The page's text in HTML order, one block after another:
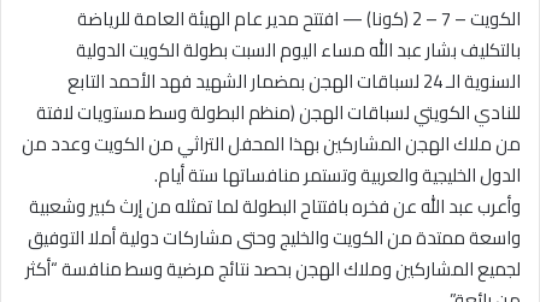
الكويت – 7 – 2 (كونا) — افتتح مدير عام الهيئة العامة للرياضة
بالتكليف بشار عبد الله مساء اليوم السبت بطولة الكويت الدولية
السنوية الـ 24 لسباقات الهجن بمضمار الشهيد فهد الأحمد التابع
للنادي الكويتي لسباقات الهجن (منظم البطولة وسط مستويات لافتة
من ملاك الهجن المشاركين بهذا المحفل التراثي من الكويت وعدد من
الدول الخليجية والعربية وتستمر منافساتها ستة أيام.
وأعرب عبد الله عن فخره بافتتاح البطولة لما تمثله من إرث كبير وشعبية
واسعة ممتدة من الكويت والخليج وحتى مشاركات دولية أملا التوفيق
لجميع المشاركين وملاك الهجن بحصد نتائج مرضية وسط منافسة “أكثر